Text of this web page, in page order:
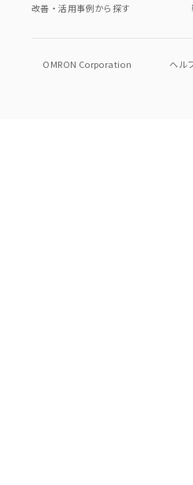
改善・活用事例から探す
OMRON Corporation ヘル